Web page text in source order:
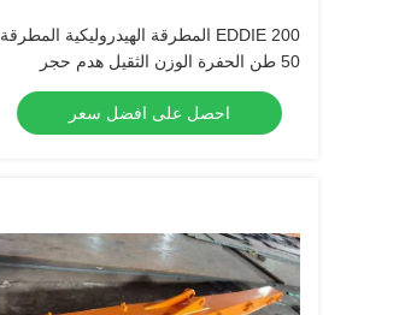
EDDIE 200 المطرقة الهيدروليكية المطرقة
50 طن الحفرة الوزن الثقيل هدم حجر
كسارة
احصل على افضل سعر